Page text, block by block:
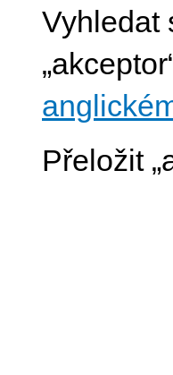
Vyhledat
Přeložit